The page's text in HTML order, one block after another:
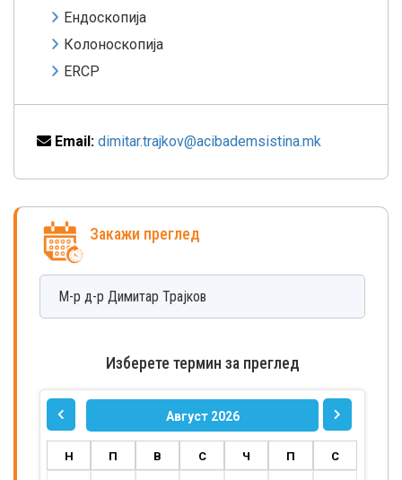
Ендоскопија
Колоноскопија
ERCP
Email: dimitar.trajkov@acibademsistina.mk
Закажи преглед
М-р д-р Димитар Трајков
Изберете термин за преглед
Август 2026
Н П В С Ч П С